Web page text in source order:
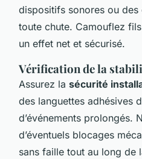
dispositifs sonores ou
toute chute. Camouflez
un effet net et sécurisé.
Vérification de la
Assurez la sécurité
des languettes adhésives
d’événements prolongés.
d’éventuels blocages
sans faille tout au long de